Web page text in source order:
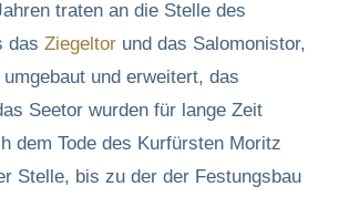
traten an die Stelle des
das Ziegeltor und das Salomonistor,
und erweitert, das
Seetor wurden für lange Zeit
dem Tode des Kurfürsten Moritz
Stelle, bis zu der der Festungsbau